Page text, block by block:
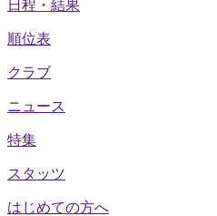
日程・結果
順位表
クラブ
ニュース
特集
スタッツ
はじめての方へ